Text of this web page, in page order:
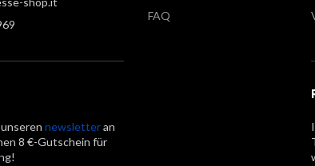
newsletteran
8 €-Gutschein für
FAQ